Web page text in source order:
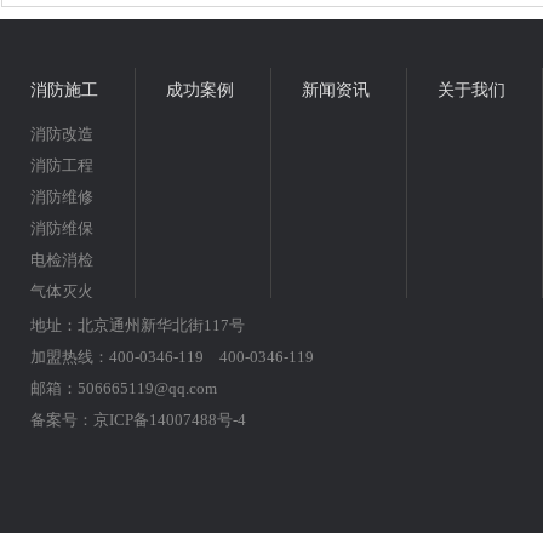
消防施工
消防改造
消防工程
消防维修
消防维保
电检消检
气体灭火
成功案例 新闻资讯 关于我们
地址：北京通州新华北街117号
加盟热线：400-0346-119 400-0346-119
邮箱：506665119@qq.com
备案号： 京ICP备14007488号-4